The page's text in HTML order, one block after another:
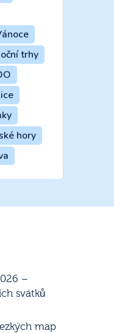
trhy
hory
–
svátků
map